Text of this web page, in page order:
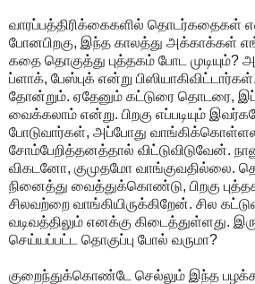
வாரப்பத்திரிக்கைகளில் தொடர்கதைகள்
போனபிறகு, இந்த காலத்து அக்காக்கள்
கதை தொகுத்து புத்தகம் போட முடியும்?
ப்ளாக், பேஸ்புக் என்று
தோன்றும். ஏதேனும் கட்டுரை தொடரை,
வைக்கலாம் என்று. பிறகு எப்படியும்
போடுவார்கள், அப்போது
சோம்பேறித்தனத்தால் விட்டுவிடுவேன்.
விகடனோ, குமுதமோ வாங்குவதில்லை.
நினைத்து வைத்துக்கொண்டு, பிறகு
சிலவற்றை வாங்கியிருக்கிறேன். சில
வடிவத்திலும் எனக்கு கிடைத்துள்ளது.
செய்யப்பட்ட தொகுப்பு போல் வருமா?
குறைந்துக்கொண்டே செல்லும் இந்த